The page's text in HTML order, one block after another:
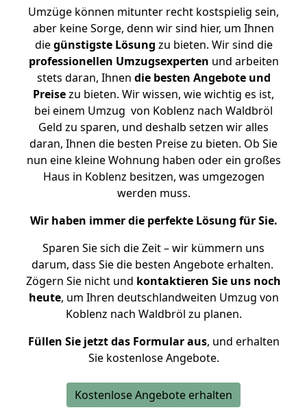
Umzüge können mitunter recht kostspielig sein,
aber keine Sorge, denn wir sind hier, um Ihnen
diegünstigste Lösung zu bieten. Wir sind die
professionellen Umzugsexperten und arbeiten
stets daran, Ihnen die besten Angebote und
Preisezu bieten. Wir wissen, wie wichtig es ist,
bei einem Umzug von Koblenz nach Waldbröl
Geld zu sparen, und deshalb setzen wir alles
daran, Ihnen die besten Preise zu bieten. Ob Sie
nun eine kleine Wohnung haben oder ein großes
Haus in Koblenz besitzen, was umgezogen
werden muss.
Wir haben immer die perfekte Lösung für Sie.
Sparen Sie sich die Zeit – wir kümmern uns
darum, dass Sie die besten Angebote erhalten.
Zögern Sie nicht und kontaktieren Sie uns noch
heute, um Ihren deutschlandweiten Umzug von
Koblenz nach Waldbröl zu planen.
Füllen Sie jetzt das Formular aus, und erhalten
Sie kostenlose Angebote.
Kostenlose Angebote erhalten